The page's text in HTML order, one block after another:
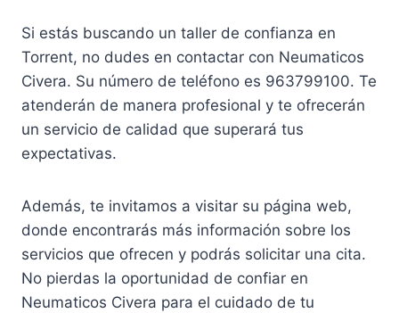
Si estás buscando un taller de confianza en
Torrent, no dudes en contactar con Neumaticos
Civera. Su número de teléfono es 963799100. Te
atenderán de manera profesional y te ofrecerán
un servicio de calidad que superará tus
expectativas.
Además, te invitamos a visitar su página web,
donde encontrarás más información sobre los
servicios que ofrecen y podrás solicitar una cita.
No pierdas la oportunidad de confiar en
Neumaticos Civera para el cuidado de tu